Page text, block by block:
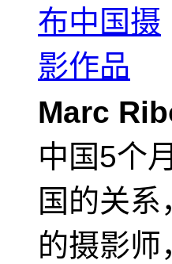
Marc
中国5个
国的关
的摄影师